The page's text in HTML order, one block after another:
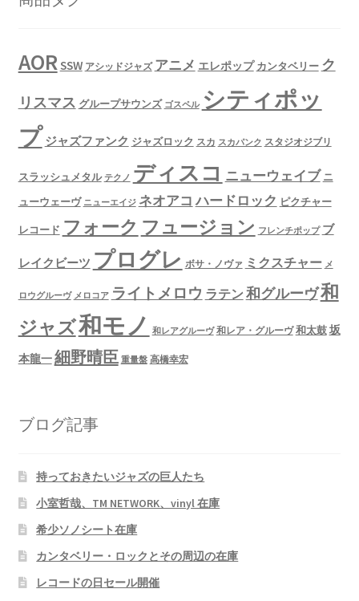
AORSSW アシッドジャズ アニメ エレポップ カンタベリー ク
リスマス グループサウンズ ゴスペル シティポッ
プ ジャズファンク ジャズロック スカ スカパンク スタジオジブリ
スラッシュメタル テクノ ディスコ ニューウェイブ ニ
ューウェーヴ ニューエイジ ネオアコ ハードロック ピクチャー
レコード フォーク フュージョン フレンチポップ ブ
レイクビーツ プログレ ボサ・ノヴァ ミクスチャー メ
ロウグルーヴ メロコア ライトメロウ ラテン 和グルーヴ和
ジャズ和モノ 和レアグルーヴ 和レア・グルーヴ 和太鼓坂
本龍一細野晴臣 重量盤 高橋幸宏
ブログ記事
持っておきたいジャズの巨人たち
小室哲哉、TM NETWORK、vinyl 在庫
希少ソノシート在庫
カンタベリー・ロックとその周辺の在庫
レコードの日セール開催